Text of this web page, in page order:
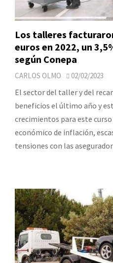
Los talleres
euros en 2022, un
según Conepa
CARLOS OLMO 02/02/2023
El sector del taller y del
beneficios el último año y
crecimientos para este
económico de inflación,
tensiones con las